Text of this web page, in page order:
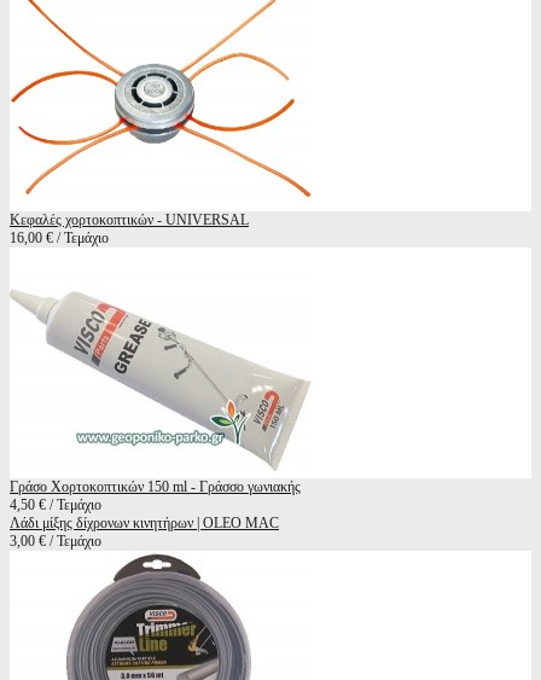
Κεφαλές χορτοκοπτικών - UNIVERSAL
16,00 € / Τεμάχιο
Γράσο Χορτοκοπτικών 150 ml - Γράσσο γωνιακής
4,50 € / Τεμάχιο
Λάδι μίξης δίχρονων κινητήρων | OLEO MAC
3,00 € / Τεμάχιο